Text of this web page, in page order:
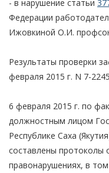
- в нарушение статьи
Федерации
Ижовкиной О.И.
Результаты проверки
февраля 2015 г. N 7-
6 февраля 2015 г. по
должностным лицом
Республике Саха
составлены протоколы
правонарушениях, в